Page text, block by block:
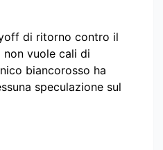
di ritorno contro il
non vuole cali di
biancorosso ha
speculazione sul